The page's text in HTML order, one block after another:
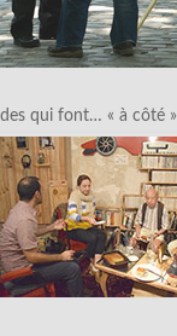
des qui font… « à côté »